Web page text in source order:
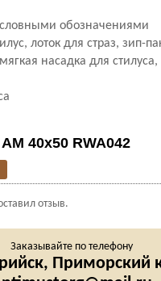
обозначениями
лоток для страз, зип-
насадка для
AM 40x50 RWA042
отзыв.
Заказывайте по телефону
Приморский